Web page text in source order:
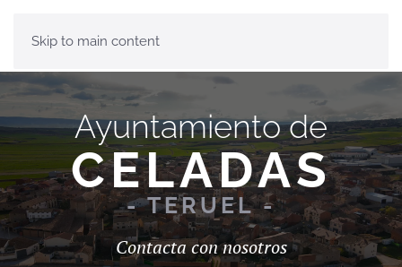
Skip to main content
Ayuntamiento de
CELADAS
- TERUEL -
Contacta con nosotros